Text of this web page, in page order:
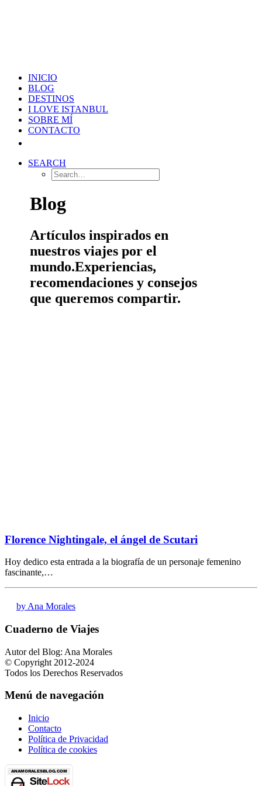
INICIO
BLOG
DESTINOS
I LOVE ISTANBUL
SOBRE MÍ
CONTACTO
SEARCH
Blog
Artículos inspirados en
nuestros viajes por el
mundo.Experiencias,
recomendaciones y consejos
que queremos compartir.
Florence Nightingale, el ángel de Scutari
Hoy dedico esta entrada a la biografía de un personaje femenino
fascinante,…
by Ana Morales
Cuaderno de Viajes
Autor del Blog: Ana Morales
© Copyright 2012-2024
Todos los Derechos Reservados
Menú de navegación
Inicio
Contacto
Política de Privacidad
Política de cookies